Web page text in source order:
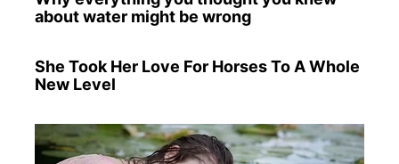
about water might be wrong
She Took Her Love For Horses To A Whole
New Level